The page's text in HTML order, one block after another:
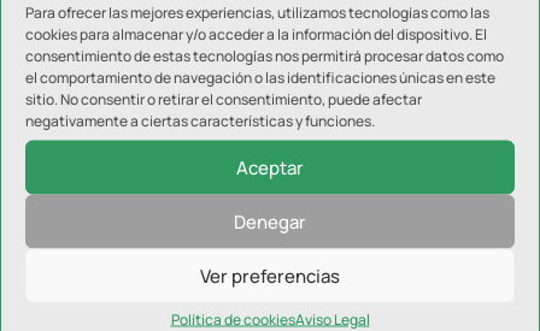
Para ofrecer las mejores experiencias, utilizamos tecnologías como las
cookies para almacenar y/o acceder a la información del dispositivo. El
consentimiento de estas tecnologías nos permitirá procesar datos como
el comportamiento de navegación o las identificaciones únicas en este
sitio. No consentir o retirar el consentimiento, puede afectar
negativamente a ciertas características y funciones.
Aceptar
Denegar
Ver preferencias
Política de cookiesAviso Legal
Enviar comentario
Tu dirección de correo electrónico no será publicada.